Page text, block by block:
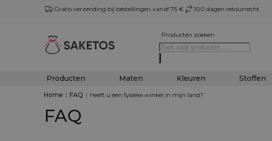
Gratis verzending bij bestellingen vanaf 75 € 100 dagen retourrecht
Producten zoeken
Producten Maten Kleuren Stoffen
Home | FAQ | Heeft u een fysieke winkel in mijn land?
FAQ